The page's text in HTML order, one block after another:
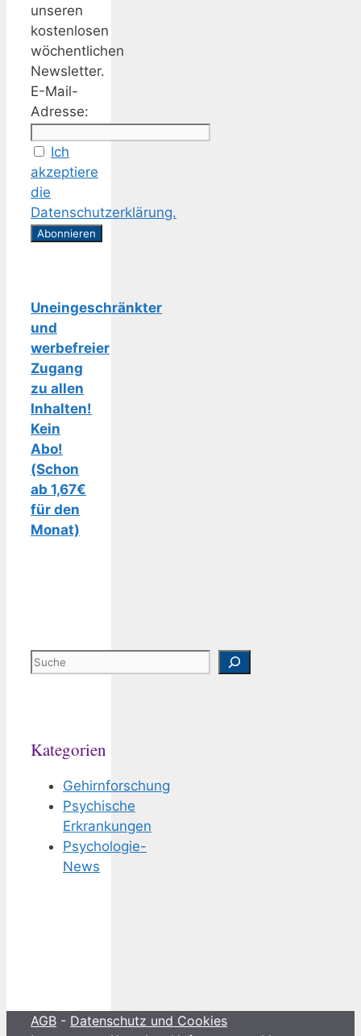
unseren
kostenlosen
wöchentlichen
Newsletter.
E-Mail-
Adresse:
Ich
akzeptiere
die
Datenschutzerklärung.
Uneingeschränkter
und
werbefreier
Zugang
zu allen
Inhalten!
Kein
Abo!
(Schon
ab 1,67€
für den
Monat)
Suchen
Kategorien
Gehirnforschung
Psychische
Erkrankungen
Psychologie-
News
AGB - Datenschutz und Cookies